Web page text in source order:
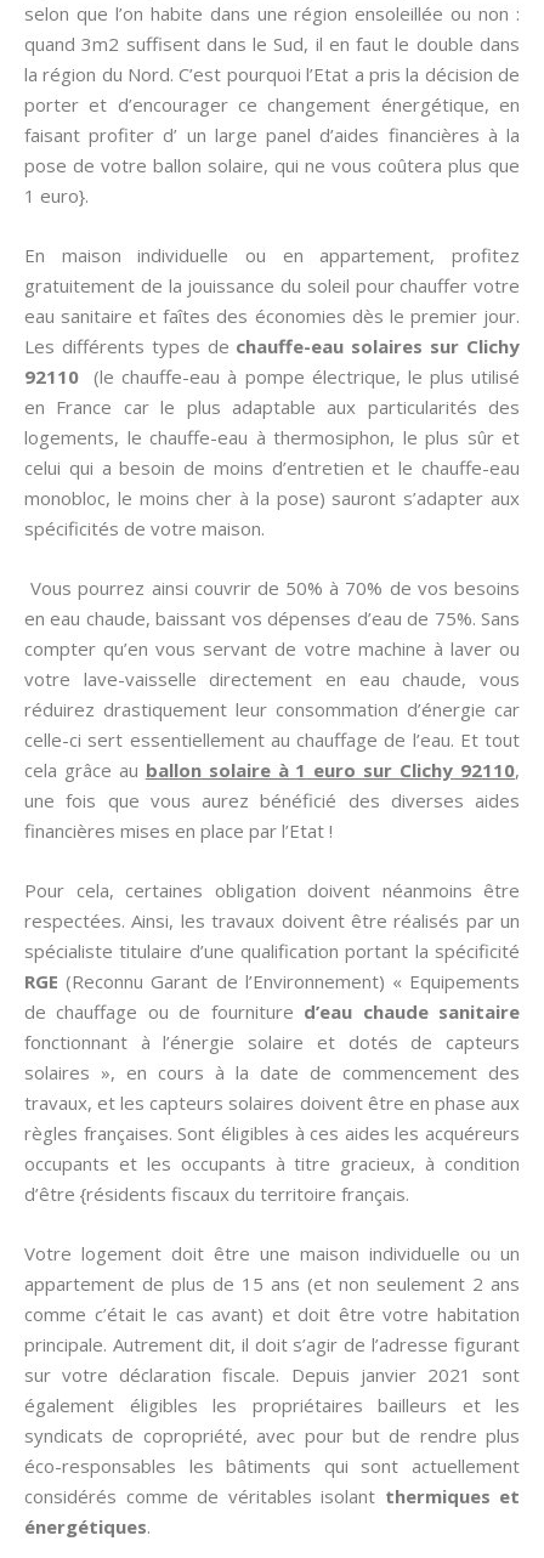
selon que l’on habite dans une région ensoleillée ou non :
quand 3m2 suffisent dans le Sud, il en faut le double dans
la région du Nord. C’est pourquoi l’Etat a pris la décision de
porter et d’encourager ce changement énergétique, en
faisant profiter d’ un large panel d’aides financières à la
pose de votre ballon solaire, qui ne vous coûtera plus que
1 euro}.
En maison individuelle ou en appartement, profitez
gratuitement de la jouissance du soleil pour chauffer votre
eau sanitaire et faîtes des économies dès le premier jour.
Les différents types de chauffe-eau solaires sur Clichy
92110 (le chauffe-eau à pompe électrique, le plus utilisé
en France car le plus adaptable aux particularités des
logements, le chauffe-eau à thermosiphon, le plus sûr et
celui qui a besoin de moins d’entretien et le chauffe-eau
monobloc, le moins cher à la pose) sauront s’adapter aux
spécificités de votre maison.
Vous pourrez ainsi couvrir de 50% à 70% de vos besoins
en eau chaude, baissant vos dépenses d’eau de 75%. Sans
compter qu’en vous servant de votre machine à laver ou
votre lave-vaisselle directement en eau chaude, vous
réduirez drastiquement leur consommation d’énergie car
celle-ci sert essentiellement au chauffage de l’eau. Et tout
cela grâce au ballon solaire à 1 euro sur Clichy 92110,
une fois que vous aurez bénéficié des diverses aides
financières mises en place par l’Etat !
Pour cela, certaines obligation doivent néanmoins être
respectées. Ainsi, les travaux doivent être réalisés par un
spécialiste titulaire d’une qualification portant la spécificité
RGE(Reconnu Garant de l’Environnement) « Equipements
de chauffage ou de fourniture d’eau chaude sanitaire
fonctionnant à l’énergie solaire et dotés de capteurs
solaires », en cours à la date de commencement des
travaux, et les capteurs solaires doivent être en phase aux
règles françaises. Sont éligibles à ces aides les acquéreurs
occupants et les occupants à titre gracieux, à condition
d’être {résidents fiscaux du territoire français.
Votre logement doit être une maison individuelle ou un
appartement de plus de 15 ans (et non seulement 2 ans
comme c’était le cas avant) et doit être votre habitation
principale. Autrement dit, il doit s’agir de l’adresse figurant
sur votre déclaration fiscale. Depuis janvier 2021 sont
également éligibles les propriétaires bailleurs et les
syndicats de copropriété, avec pour but de rendre plus
éco-responsables les bâtiments qui sont actuellement
considérés comme de véritables isolant thermiques et
énergétiques.